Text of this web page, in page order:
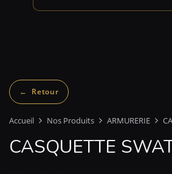
Accueil Nos Produits ARMURERIE
CASQUETTE